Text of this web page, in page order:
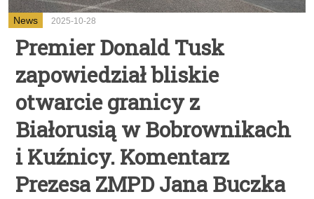
News 2025-10-28
Premier Donald Tusk
zapowiedział bliskie
otwarcie granicy z
Białorusią w Bobrownikach
i Kuźnicy. Komentarz
Prezesa ZMPD Jana Buczka